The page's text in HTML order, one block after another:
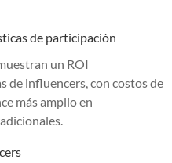
de participación
un ROI
de influencers, con costos de
más amplio en